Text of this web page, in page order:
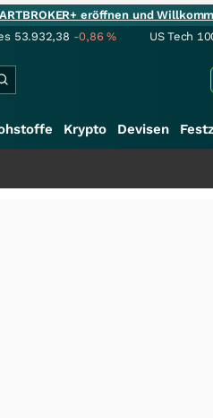
eröffnen und
53.932,38 -0,86% US Tech
Krypto Devisen